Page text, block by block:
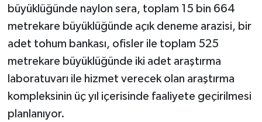
büyüklüğünde naylon sera, toplam 15 bin 664
metrekare büyüklüğünde açık deneme arazisi, bir
adet tohum bankası, ofisler ile toplam 525
metrekare büyüklüğünde iki adet araştırma
laboratuvarı ile hizmet verecek olan araştırma
kompleksinin üç yıl içerisinde faaliyete geçirilmesi
planlanıyor.